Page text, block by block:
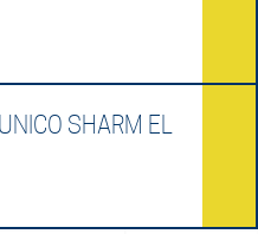
SHARM EL